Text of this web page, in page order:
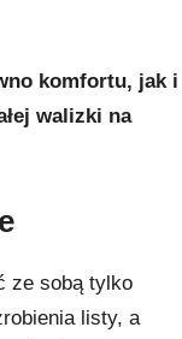
komfortu, jak i
walizki na
ze sobą tylko
listy, a